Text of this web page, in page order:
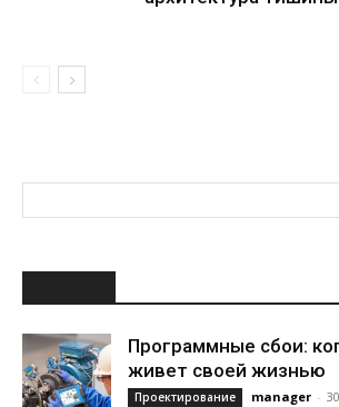
Программные сбои:
живет своей жизнью
Проектирование manager -